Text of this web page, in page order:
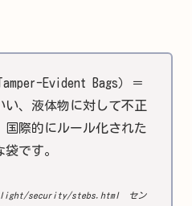
Evident Bags）＝
い、液体物に対して不正
国際的にルール化された
袋です。
security/stebs.html セン